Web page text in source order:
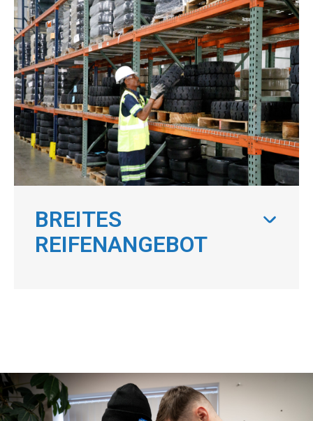
BREITES
REIFENANGEBOT